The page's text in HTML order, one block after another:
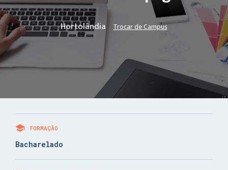
Hortolândia Trocar de Campus
FORMAÇÃO
Bacharelado